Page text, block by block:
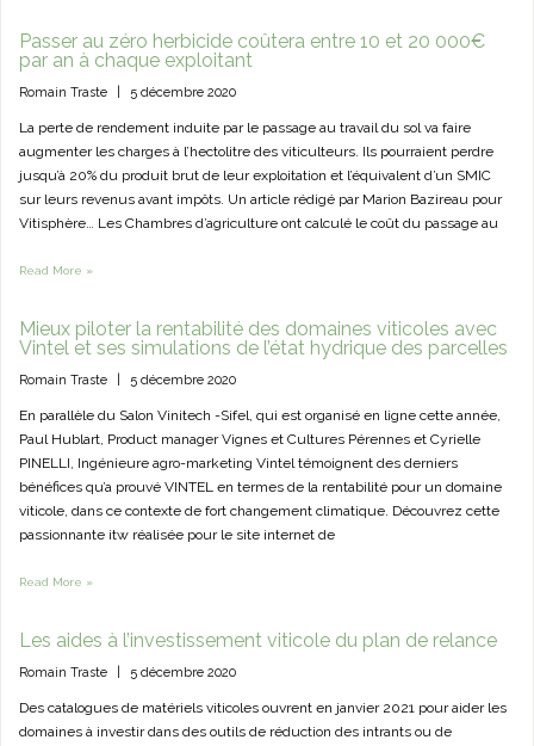
Passer au zéro herbicide coûtera entre 10 et 20 000€
par an à chaque exploitant
Romain Traste 5 décembre 2020
La perte de rendement induite par le passage au travail du sol va faire
augmenter les charges à l’hectolitre des viticulteurs. Ils pourraient perdre
jusqu’à 20% du produit brut de leur exploitation et l’équivalent d’un SMIC
sur leurs revenus avant impôts. Un article rédigé par Marion Bazireau pour
Vitisphère… Les Chambres d’agriculture ont calculé le coût du passage au
Read More »
Mieux piloter la rentabilité des domaines viticoles avec
Vintel et ses simulations de l’état hydrique des parcelles
Romain Traste 5 décembre 2020
En parallèle du Salon Vinitech -Sifel, qui est organisé en ligne cette année,
Paul Hublart, Product manager Vignes et Cultures Pérennes et Cyrielle
PINELLI, Ingénieure agro-marketing Vintel témoignent des derniers
bénéfices qu’a prouvé VINTEL en termes de la rentabilité pour un domaine
viticole, dans ce contexte de fort changement climatique. Découvrez cette
passionnante itw réalisée pour le site internet de
Read More »
Les aides à l’investissement viticole du plan de relance
Romain Traste 5 décembre 2020
Des catalogues de matériels viticoles ouvrent en janvier 2021 pour aider les
domaines à investir dans des outils de réduction des intrants ou de